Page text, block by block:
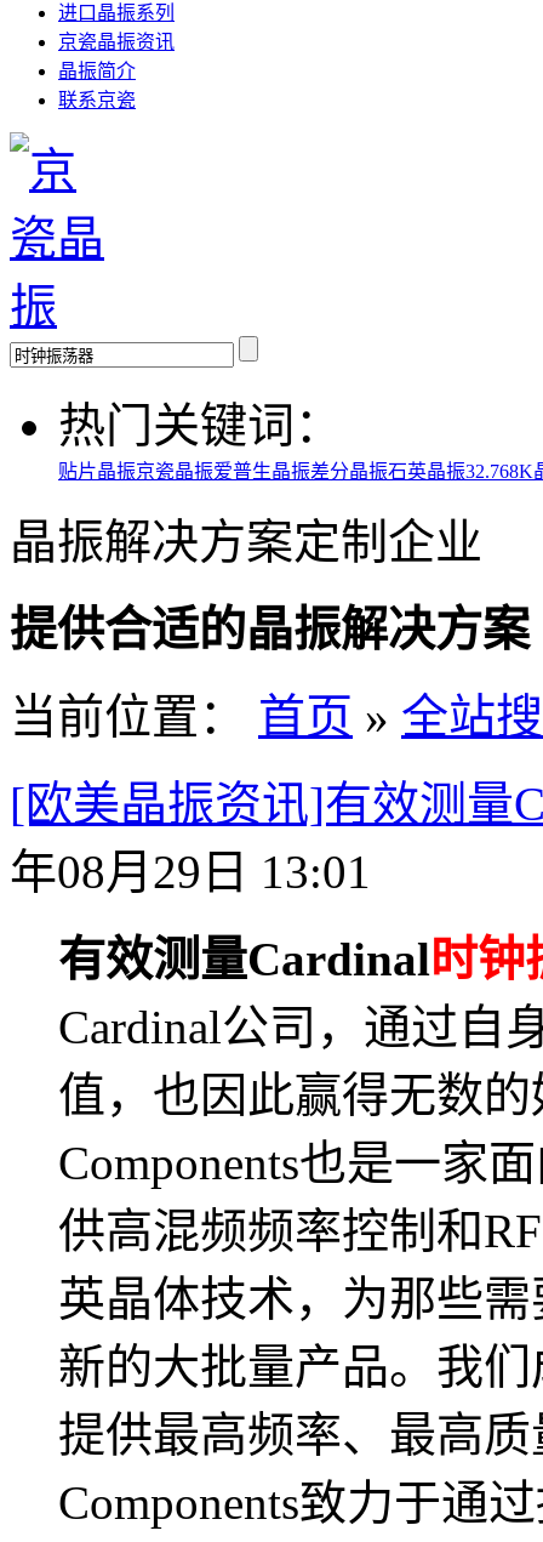
进口晶振系列
京瓷晶振资讯
晶振简介
联系京瓷
热门关键词：
贴片晶振京瓷晶振爱普生晶振差分晶振石英晶振32.768K
晶振解决方案定制企业
提供合适的晶振解决方案
当前位置：
首页 » 全站
[欧美晶振资讯]有效测量
年08月29日 13:01
有效测量Cardinal时钟
Cardinal公司，通过自
值，也因此赢得无数
Components也是一家
供高混频频率控制和
英晶体技术，为那些
新的大批量产品。我
提供最高频率、最高
Components致力于通